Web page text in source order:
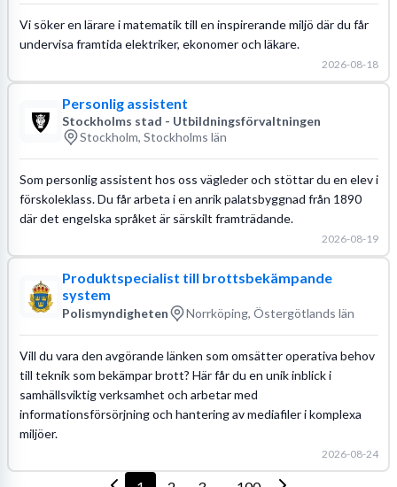
Vi söker en lärare i matematik till en inspirerande miljö där du får
undervisa framtida elektriker, ekonomer och läkare.
2026-08-18
Personlig assistent
Stockholms stad - Utbildningsförvaltningen
Stockholm, Stockholms län
Som personlig assistent hos oss vägleder och stöttar du en elev i
förskoleklass. Du får arbeta i en anrik palatsbyggnad från 1890
där det engelska språket är särskilt framträdande.
2026-08-19
Produktspecialist till brottsbekämpande
system
Polismyndigheten Norrköping, Östergötlands län
Vill du vara den avgörande länken som omsätter operativa behov
till teknik som bekämpar brott? Här får du en unik inblick i
samhällsviktig verksamhet och arbetar med
informationsförsörjning och hantering av mediafiler i komplexa
miljöer.
2026-08-24